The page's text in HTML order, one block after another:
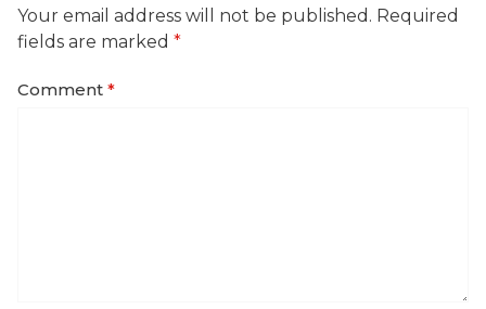
Your email address will not be published. Required
fields are marked *
Comment *